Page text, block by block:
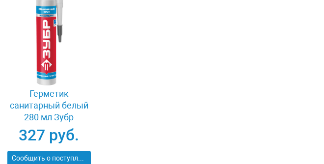
Герметик
санитарный белый
280 мл Зубр
ЭКСПЕРТ 41235-0
327 руб.
Сообщить о поступлении